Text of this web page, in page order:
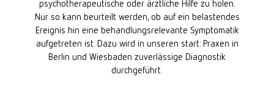
psychotherapeutische oder ärztliche Hilfe zu holen.
Nur so kann beurteilt werden, ob auf ein belastendes
Ereignis hin eine behandlungsrelevante Symptomatik
aufgetreten ist. Dazu wird in unseren start: Praxen in
Berlin und Wiesbaden zuverlässige Diagnostik
durchgeführt.